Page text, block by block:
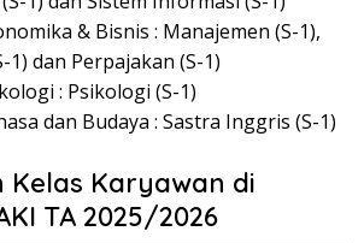
& Bisnis : Manajemen (S-1),
1) dan Perpajakan (S-1)
: Psikologi (S-1)
dan Budaya : Sastra Inggris (S-1)
Kelas Karyawan di
TA 2025/2026